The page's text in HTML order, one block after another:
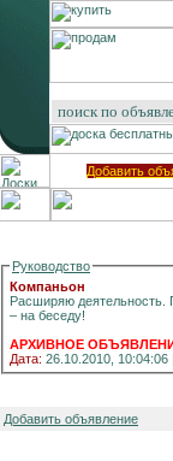
Добавить
Руководство
Компаньон
Расширяю деятельность.
– на беседу!
АРХИВНОЕ
Дата: 26.10.2010, 10:04:06 |
Добавить объявление